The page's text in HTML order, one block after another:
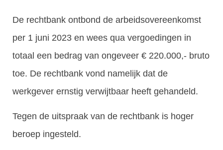
De rechtbank ontbond de arbeidsovereenkomst
per 1 juni 2023 en wees qua vergoedingen in
totaal een bedrag van ongeveer € 220.000,- bruto
toe. De rechtbank vond namelijk dat de
werkgever ernstig verwijtbaar heeft gehandeld.
Tegen de uitspraak van de rechtbank is hoger
beroep ingesteld.